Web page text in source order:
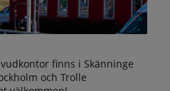
finns i Skänninge
och Trolle